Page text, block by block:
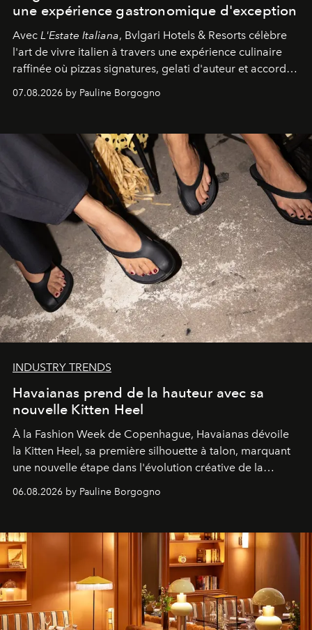
une expérience gastronomique d'exception
Avec L'Estate Italiana, Bvlgari Hotels & Resorts célèbre
l'art de vivre italien à travers une expérience culinaire
raffinée où pizzas signatures, gelati d'auteur et accords
d'exception composent un véritable voyage sensoriel.
07.08.2026 by Pauline Borgogno
INDUSTRY TRENDS
Havaianas prend de la hauteur avec sa
nouvelle Kitten Heel
À la Fashion Week de Copenhague, Havaianas dévoile
la Kitten Heel, sa première silhouette à talon, marquant
une nouvelle étape dans l'évolution créative de la
06.08.2026 by Pauline Borgogno